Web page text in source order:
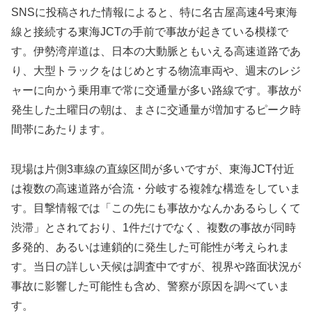
SNSに投稿された情報によると、特に名古屋高速4号東海
線と接続する東海JCTの手前で事故が起きている模様で
す。伊勢湾岸道は、日本の大動脈ともいえる高速道路であ
り、大型トラックをはじめとする物流車両や、週末のレジ
ャーに向かう乗用車で常に交通量が多い路線です。事故が
発生した土曜日の朝は、まさに交通量が増加するピーク時
間帯にあたります。
現場は片側3車線の直線区間が多いですが、東海JCT付近
は複数の高速道路が合流・分岐する複雑な構造をしていま
す。目撃情報では「この先にも事故かなんかあるらしくて
渋滞」とされており、1件だけでなく、複数の事故が同時
多発的、あるいは連鎖的に発生した可能性が考えられま
す。当日の詳しい天候は調査中ですが、視界や路面状況が
事故に影響した可能性も含め、警察が原因を調べていま
す。